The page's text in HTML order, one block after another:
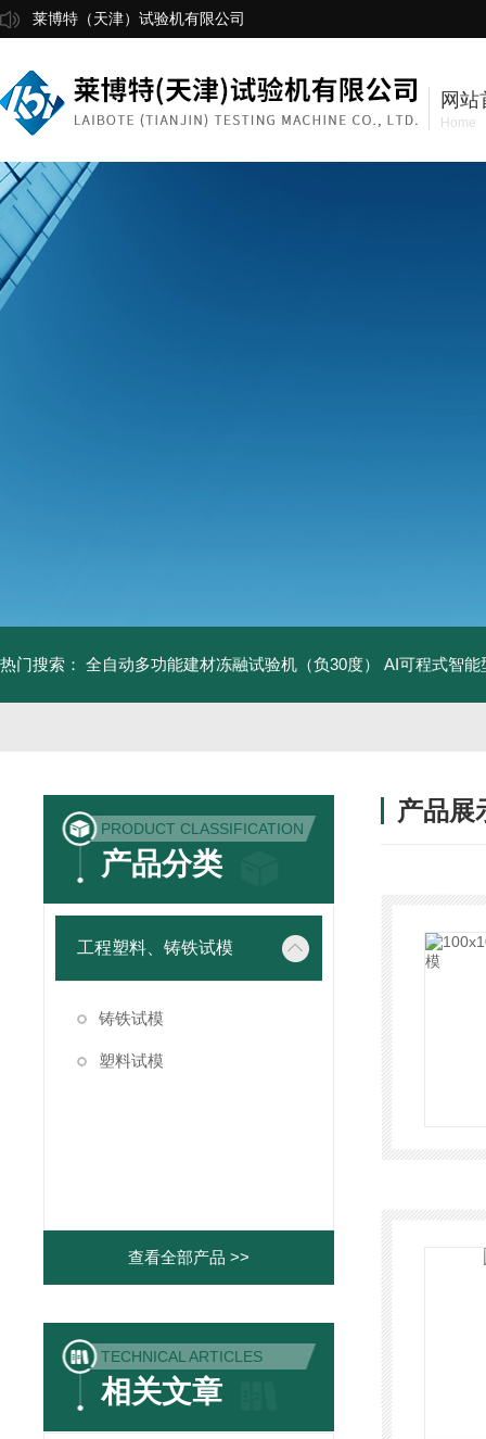
莱博特（天津）试验机有限公司
网站
Home
热门搜索： 全自动多功能建材冻融试验机（负30度） AI可程式智能
PRODUCT CLASSIFICATION
产品分类
工程塑料、铸铁试模
铸铁试模
塑料试模
查看全部产品 >>
TECHNICAL ARTICLES
相关文章
产品展